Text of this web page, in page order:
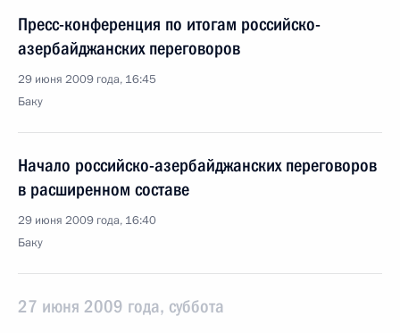
Пресс-конференция по итогам российско-
азербайджанских переговоров
29 июня 2009 года, 16:45
Баку
Начало российско-азербайджанских переговоров
в расширенном составе
29 июня 2009 года, 16:40
Баку
27 июня 2009 года, суббота